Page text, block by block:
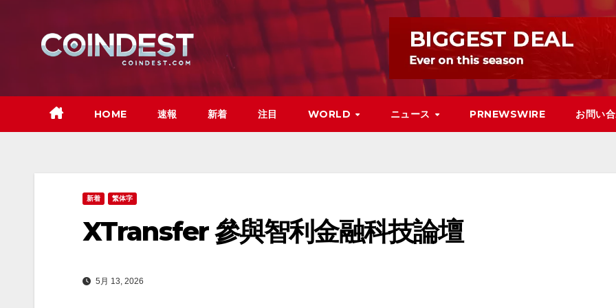
HOME 速報 新着 注目 WORLD ニュース PRNEWSWIRE お問い
新着 繁体字
XTransfer 參與智利金融科技論壇
5月 13, 2026